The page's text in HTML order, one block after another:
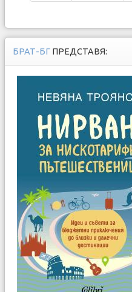
БРАТ-БГ ПРЕДСТАВЯ: